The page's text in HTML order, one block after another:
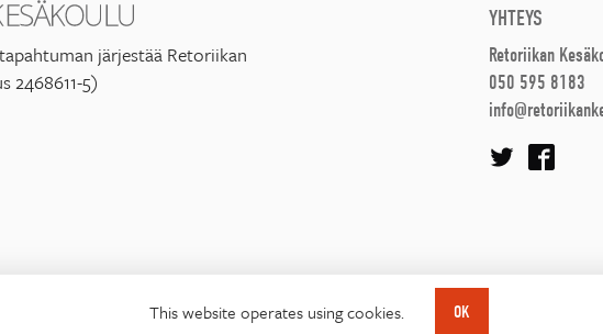
This website operates using cookies. OK
järjestää Retoriikan
2468611-5)
YHTEYS
Retoriikan
050 595 8183